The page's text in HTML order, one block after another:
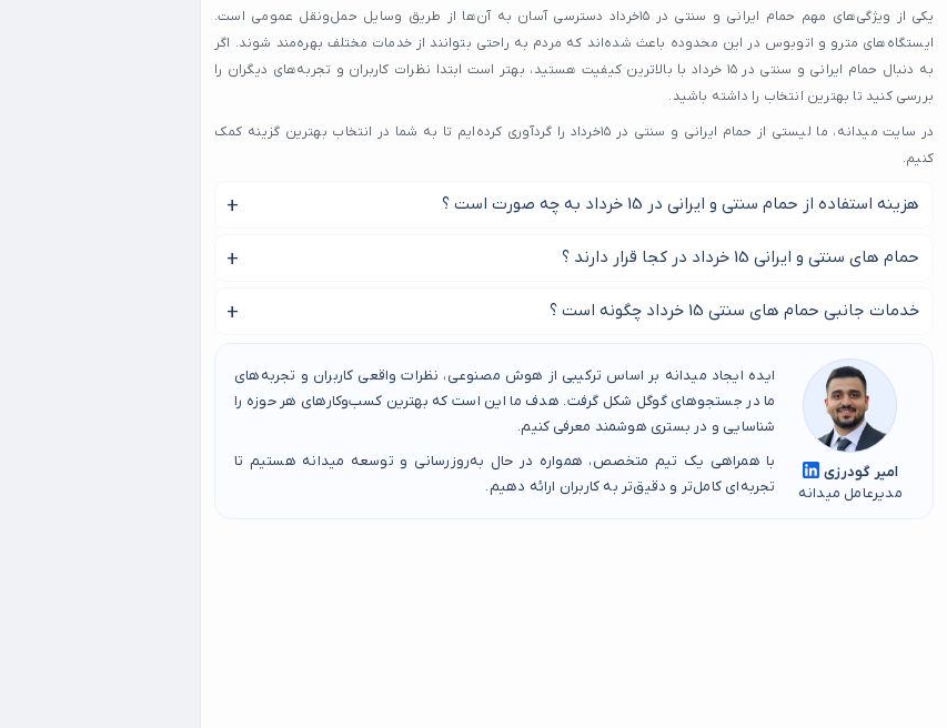
یکی از ویژگی‌های مهم حمام ایرانی و سنتی در ۱۵خرداد دسترسی آسان به آن‌ها از طریق وسایل حمل‌ونقل عمومی است.
ایستگاه‌های مترو و اتوبوس در این محدوده باعث شده‌اند که مردم به راحتی بتوانند از خدمات مختلف بهره‌مند شوند. اگر
به دنبال حمام ایرانی و سنتی در ۱۵ خرداد با بالاترین کیفیت هستید، بهتر است ابتدا نظرات کاربران و تجربه‌های دیگران را
بررسی کنید تا بهترین انتخاب را داشته باشید.
در سایت میدانه، ما لیستی از حمام ایرانی و سنتی در ۱۵خرداد را گردآوری کرده‌ایم تا به شما در انتخاب بهترین گزینه کمک
کنیم.
هزینه استفاده از حمام سنتی و ایرانی در 15 خرداد به چه صورت است ؟
معمولا بر اساس خدمات هر حمام در 15 خرداد هزینه استفاده از آن نیز متفاوت می باشد.
حمام های سنتی و ایرانی 15 خرداد در کجا قرار دارند ؟
برای پیدا کردن معروف ترین حمام هاس سنتی و ایرانی 15 خرداد با ما در این صفحه همراه باشید.
خدمات جانبی حمام های سنتی 15 خرداد چگونه است ؟
معمولا خدمات طب سنتی نیز در این حمام ها در 15 خرداد ارائه میشود.
امیر گودرزی
مدیرعامل میدانه
ایده ایجاد میدانه بر اساس ترکیبی از هوش مصنوعی، نظرات واقعی کاربران و تجربه‌های
ما در جستجوهای گوگل شکل گرفت. هدف ما این است که بهترین کسب‌وکارهای هر حوزه را
شناسایی و در بستری هوشمند معرفی کنیم.
با همراهی یک تیم متخصص، همواره در حال به‌روزرسانی و توسعه میدانه هستیم تا
تجربه‌ای کامل‌تر و دقیق‌تر به کاربران ارائه دهیم.